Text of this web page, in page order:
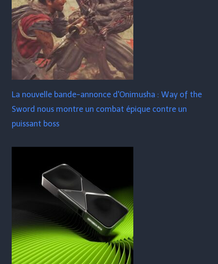
La nouvelle bande-annonce d'Onimusha : Way of the
Sword nous montre un combat épique contre un
puissant boss